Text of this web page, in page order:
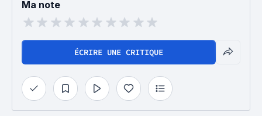
Ma note
ÉCRIRE UNE CRITIQUE